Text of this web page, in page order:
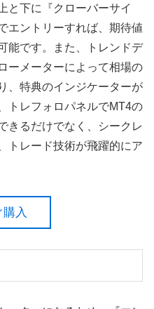
と下に『クローバーサイ
エントリーすれば、期待値
能です。また、トレンドデ
ーメーターによって相場の
、特典のインジケーターが
トレフォロパネルでMT4の
きるだけでなく、シークレ
トレード技術が飛躍的にア
入